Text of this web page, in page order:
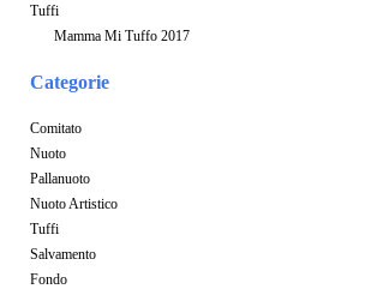
Tuffi
Mamma Mi Tuffo 2017
Categorie
Comitato
Nuoto
Pallanuoto
Nuoto Artistico
Tuffi
Salvamento
Fondo